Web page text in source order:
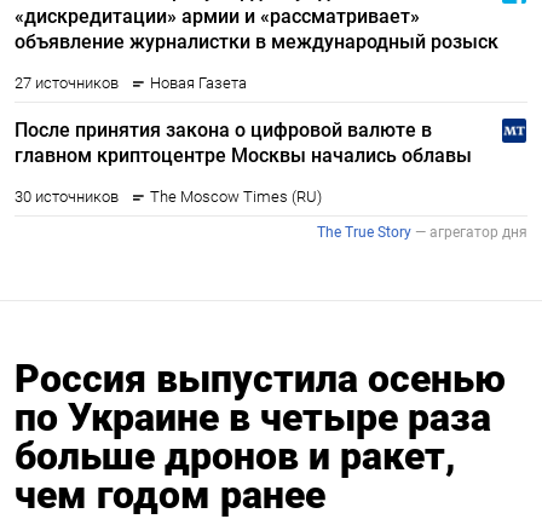
Россия выпустила осенью
по Украине в четыре раза
больше дронов и ракет,
чем годом ранее